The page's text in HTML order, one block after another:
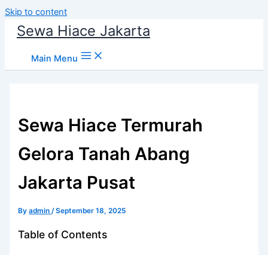
Skip to content
Sewa Hiace Jakarta
Main Menu
Sewa Hiace Termurah
Gelora Tanah Abang
Jakarta Pusat
Byadmin/September 18, 2025
Table of Contents